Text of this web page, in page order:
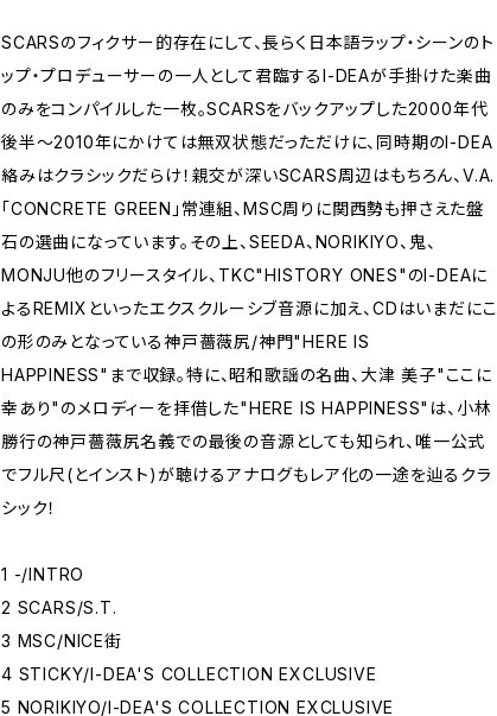
SCARSのフィクサー的存在にして、長らく日本語ラップ・シーンのト
ップ・プロデューサーの一人として君臨するI-DEAが手掛けた楽曲
のみをコンパイルした一枚。SCARSをバックアップした2000年代
後半～2010年にかけては無双状態だっただけに、同時期のI-DEA
絡みはクラシックだらけ！親交が深いSCARS周辺はもちろん、V.A.
「CONCRETE GREEN」常連組、MSC周りに関西勢も押さえた盤
石の選曲になっています。その上、SEEDA、NORIKIYO、鬼、
MONJU他のフリースタイル、TKC"HISTORY ONES"のI-DEAに
よるREMIXといったエクスクルーシブ音源に加え、CDはいまだにこ
の形のみとなっている神戸薔薇尻/神門"HERE IS
HAPPINESS"まで収録。特に、昭和歌謡の名曲、大津 美子"ここに
幸あり"のメロディーを拝借した"HERE IS HAPPINESS"は、小林
勝行の神戸薔薇尻名義での最後の音源としても知られ、唯一公式
でフル尺(とインスト)が聴けるアナログもレア化の一途を辿るクラ
シック！
1 -/INTRO
2 SCARS/S.T.
3 MSC/NICE街
4 STICKY/I-DEA'S COLLECTION EXCLUSIVE
5 NORIKIYO/I-DEA'S COLLECTION EXCLUSIVE